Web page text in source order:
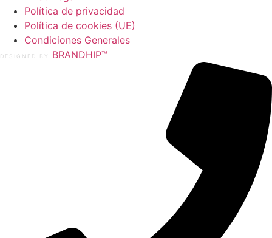
Política de privacidad
Política de cookies (UE)
Condiciones Generales
DESIGNED BY BRANDHIP™